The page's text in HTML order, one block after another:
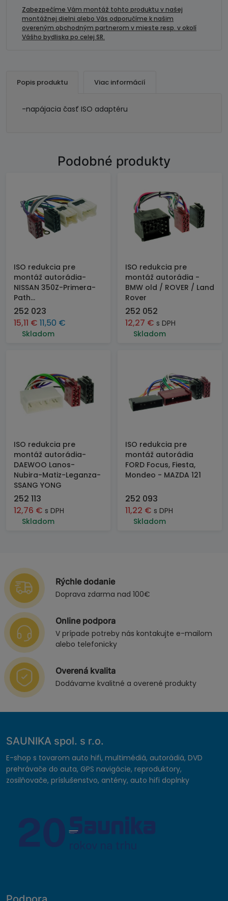
časťZabezpečíme Vám montáž tohto produktu v našej
montážnej dielni alebo Vás odporučíme k našim
overeným obchodným partnerom v mieste resp. v okolí
Vášho bydliska po celej SR.
Popis produktu Viac informácií
-napájacia časť ISO adaptéru
Podobné produkty
ISO redukcia pre
montáž autorádia-
NISSAN 350Z-Primera-
Path...
252 023
15,11 € 11,50 €
Skladom
ISO redukcia pre
montáž autorádia -
BMW old / ROVER / Land
Rover
252 052
12,27 € s DPH
Skladom
ISO redukcia pre
montáž autorádia-
DAEWOO Lanos-
Nubira-Matiz-Leganza-
SSANG YONG
252 113
12,76 € s DPH
Skladom
ISO redukcia pre
montáž autorádia
FORD Focus, Fiesta,
Mondeo - MAZDA 121
252 093
11,22 € s DPH
Skladom
Rýchle dodanie
Doprava zdarma nad 100€
Online podpora
V prípade potreby nás kontakujte e-mailom
alebo telefonicky
Overená kvalita
Dodávame kvalitné a overené produkty
SAUNIKA spol. s r.o.
E-shop s tovarom auto hifi, multimédiá, autorádiá, DVD
prehrávače do auta, GPS navigácie, reproduktory,
zosilňovače, príslušenstvo, antény, auto hifi doplnky